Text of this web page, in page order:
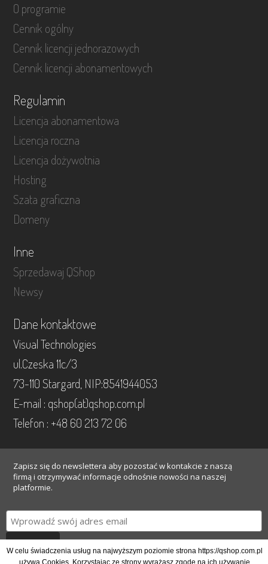
W celu świadczenia usług na najwyższym poziomie strona https://qshop.com.pl
używa Cookies. Korzystając ze strony wyrażasz zgodę na ich używanie
O programie
Cennik ogólny
Cennik licencji jednorazowych
Cennik licencji abonamentowych
Regulamin
Licencja abonamentowa
Licencja roczna
Licencja dożywotnia
Hosting
Szata graficzna
Domeny
Inne
Sprzedawaj QShop
Newsy
Dane kontaktowe
Visual Technologies
ul.Czeska 11c/3
73-110 Stargard, NIP:8541944053
E-mail : qshop(at)qshop.com.pl
Telefon : +48 60 213 72 06
Zapisz się do newslettera aby pozostać w kontakcie z naszą
firmą i otrzymywać informacje odnośnie nowości na naszej
platformie.
Gotowe